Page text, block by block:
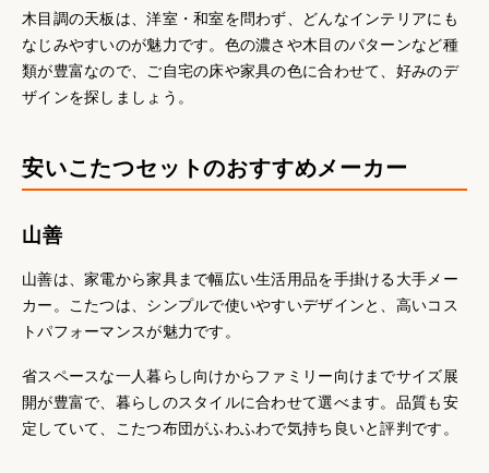
木目調の天板は、洋室・和室を問わず、どんなインテリアにも
なじみやすいのが魅力です。色の濃さや木目のパターンなど種
類が豊富なので、ご自宅の床や家具の色に合わせて、好みのデ
ザインを探しましょう。
安いこたつセットのおすすめメーカー
山善
山善は、家電から家具まで幅広い生活用品を手掛ける大手メー
カー。こたつは、シンプルで使いやすいデザインと、高いコス
トパフォーマンスが魅力です。
省スペースな一人暮らし向けからファミリー向けまでサイズ展
開が豊富で、暮らしのスタイルに合わせて選べます。品質も安
定していて、こたつ布団がふわふわで気持ち良いと評判です。